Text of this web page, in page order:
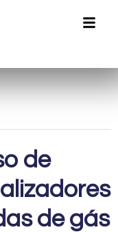
de
de gás